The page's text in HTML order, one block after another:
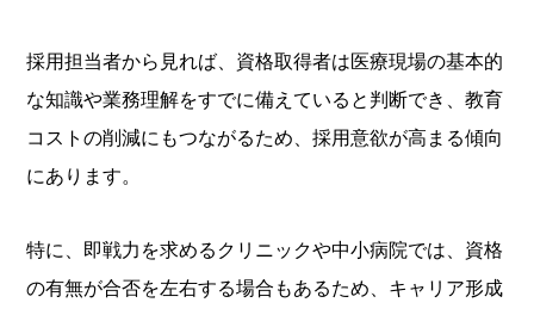
採用担当者から見れば、資格取得者は医療現場の基本的
な知識や業務理解をすでに備えていると判断でき、教育
コストの削減にもつながるため、採用意欲が高まる傾向
にあります。
特に、即戦力を求めるクリニックや中小病院では、資格
の有無が合否を左右する場合もあるため、キャリア形成